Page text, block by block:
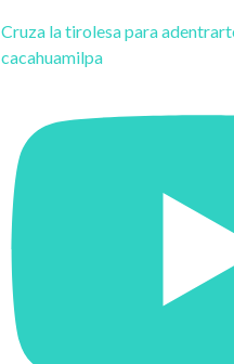
Cruza la tirolesa para
cacahuamilpa